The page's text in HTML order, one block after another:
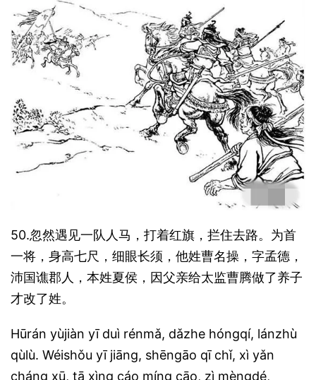
50.忽然遇见一队人马，打着红旗，拦住去路。为首
一将，身高七尺，细眼长须，他姓曹名操，字孟德，
沛国谯郡人，本姓夏侯，因父亲给太监曹腾做了养子
才改了姓。
Hūrán yùjiàn yī duì rénmǎ, dǎzhe hóngqí, lánzhù
qùlù. Wéishǒu yī jiāng, shēngāo qī chǐ, xì yǎn
cháng xū, tā xìng cáo míng cāo, zì mèngdé,